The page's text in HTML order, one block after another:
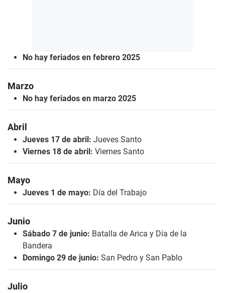
No hay feriados en febrero 2025
Marzo
No hay feriados en marzo 2025
Abril
Jueves 17 de abril: Jueves Santo
Viernes 18 de abril: Viernes Santo
Mayo
Jueves 1 de mayo: Día del Trabajo
Junio
Sábado 7 de junio: Batalla de Arica y Día de la
Bandera
Domingo 29 de junio: San Pedro y San Pablo
Julio